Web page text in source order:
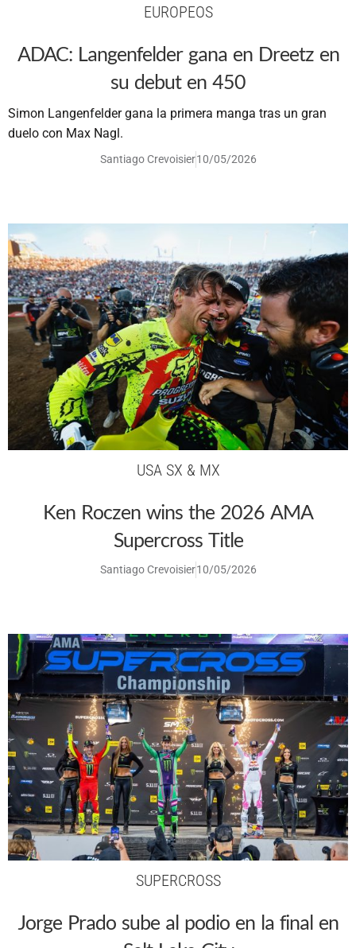
EUROPEOS
ADAC: Langenfelder gana en Dreetz en
su debut en 450
Simon Langenfelder gana la primera manga tras un gran
duelo con Max Nagl.
Santiago Crevoisier10/05/2026
USA SX & MX
Ken Roczen wins the 2026 AMA
Supercross Title
Santiago Crevoisier10/05/2026
SUPERCROSS
Jorge Prado sube al podio en la final en